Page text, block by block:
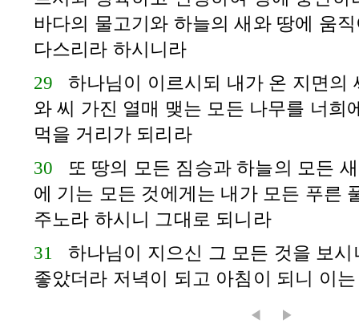
바다의 물고기와 하늘의 새와 땅에 움
다스리라 하시니라
29 하나님이 이르시되 내가 온 지면의
와 씨 가진 열매 맺는 모든 나무를 너희
먹을 거리가 되리라
30
또 땅의 모든 짐승과 하늘의 모든
에 기는 모든 것에게는 내가 모든 푸른
주노라 하시니 그대로 되니라
31 하나님이 지으신 그 모든 것을 보
좋았더라 저녁이 되고 아침이 되니 이